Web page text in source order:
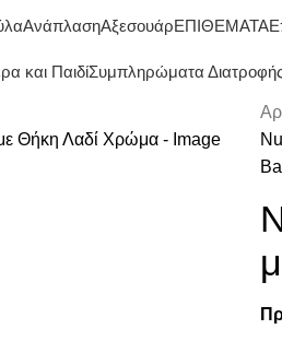
ΑνάπλασηΑξεσουάρΕΠΙΘΕΜΑΤΑ
και ΠαιδίΣυμπληρώματα